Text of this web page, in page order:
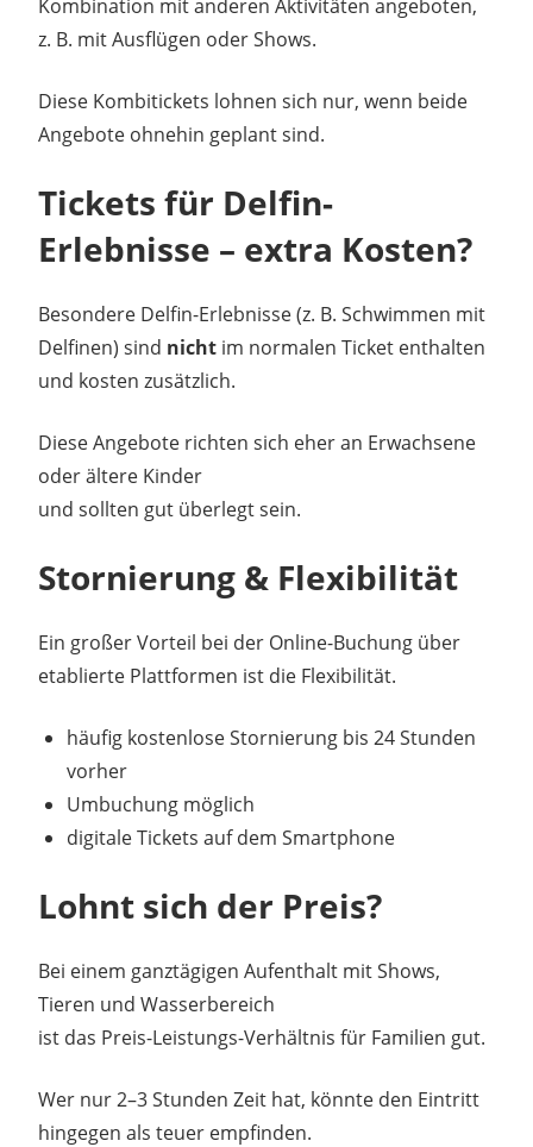
Kombination mit anderen Aktivitäten angeboten,
z. B. mit Ausflügen oder Shows.
Diese Kombitickets lohnen sich nur, wenn beide
Angebote ohnehin geplant sind.
Tickets für Delfin-
Erlebnisse – extra Kosten?
Besondere Delfin-Erlebnisse (z. B. Schwimmen mit
Delfinen) sind nicht im normalen Ticket enthalten
und kosten zusätzlich.
Diese Angebote richten sich eher an Erwachsene
oder ältere Kinder
und sollten gut überlegt sein.
Stornierung & Flexibilität
Ein großer Vorteil bei der Online-Buchung über
etablierte Plattformen ist die Flexibilität.
häufig kostenlose Stornierung bis 24 Stunden
vorher
Umbuchung möglich
digitale Tickets auf dem Smartphone
Lohnt sich der Preis?
Bei einem ganztägigen Aufenthalt mit Shows,
Tieren und Wasserbereich
ist das Preis-Leistungs-Verhältnis für Familien gut.
Wer nur 2–3 Stunden Zeit hat, könnte den Eintritt
hingegen als teuer empfinden.